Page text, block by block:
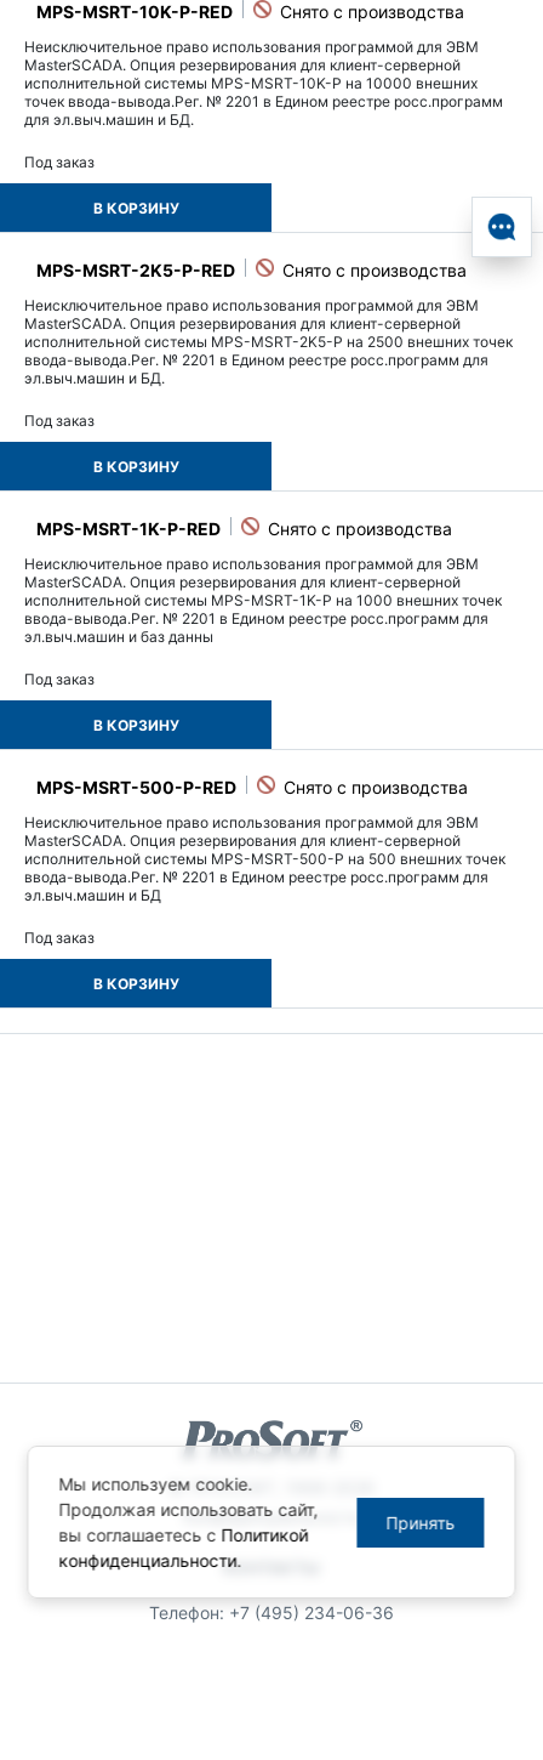
MPS-MSRT-10K-P-RED
Неисключительное право использования программой для ЭВМ
MasterSCADA. Опция резервирования для клиент-серверной
исполнительной системы MPS-MSRT-10K-P на 10000 внешних
точек ввода-вывода.Рег. № 2201 в Едином реестре росс.программ
для эл.выч.машин и БД.
Под заказ
В КОРЗИНУ
MPS-MSRT-2K5-P-RED
Неисключительное право использования программой для ЭВМ
MasterSCADA. Опция резервирования для клиент-серверной
исполнительной системы MPS-MSRT-2K5-P на 2500 внешних точек
ввода-вывода.Рег. № 2201 в Едином реестре росс.программ для
эл.выч.машин и БД.
Под заказ
В КОРЗИНУ
MPS-MSRT-1K-P-RED
Неисключительное право использования программой для ЭВМ
MasterSCADA. Опция резервирования для клиент-серверной
исполнительной системы MPS-MSRT-1K-P на 1000 внешних точек
ввода-вывода.Рег. № 2201 в Едином реестре росс.программ для
эл.выч.машин и баз данны
Под заказ
В КОРЗИНУ
MPS-MSRT-500-P-RED
Неисключительное право использования программой для ЭВМ
MasterSCADA. Опция резервирования для клиент-серверной
исполнительной системы MPS-MSRT-500-P на 500 внешних точек
ввода-вывода.Рег. № 2201 в Едином реестре росс.программ для
эл.выч.машин и БД
Под заказ
В КОРЗИНУ
© ПРОСОФТ, 1996-2026
Конфиденциальность
КОНТАКТЫ
Телефон: +7 (495) 234-06-36
Мы используем cookie.
Продолжая использовать сайт,
вы соглашаетесь с Политикой
конфиденциальности.
Принять